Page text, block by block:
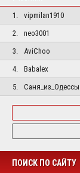
1.
vipmilan1910
2.
neo3001
3.
AviChoo
4.
Babalex
5.
Саня_из_Одессы
ПОИСК ПО САЙТУ